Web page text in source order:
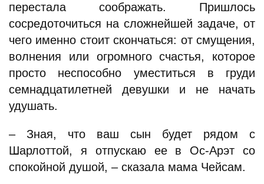
перестала соображать. Пришлось
сосредоточиться на сложнейшей задаче, от
чего именно стоит скончаться: от смущения,
волнения или огромного счастья, которое
просто неспособно уместиться в груди
семнадцатилетней девушки и не начать
удушать.
– Зная, что ваш сын будет рядом с
Шарлоттой, я отпускаю ее в Ос-Арэт со
спокойной душой, – сказала мама Чейсам.